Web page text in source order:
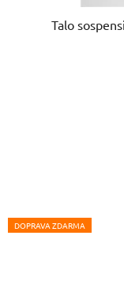
Talo
DOPRAVA ZDARMA